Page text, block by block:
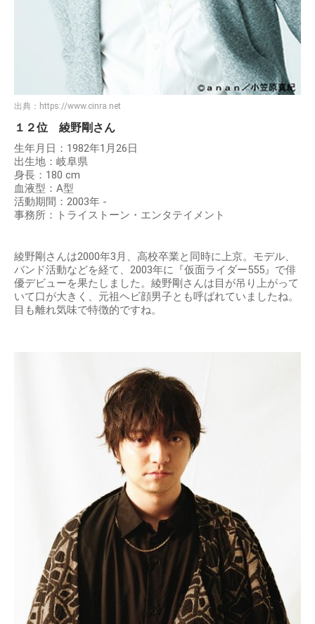
出典： https://www.cinra.net
１２位 綾野剛さん
生年月日：1982年1月26日
出生地：岐阜県
身長：180 cm
血液型：A型
活動期間：2003年 -
事務所：トライストーン・エンタテイメント
綾野剛さんは2000年3月、高校卒業と同時に上京。モデル、
バンド活動などを経て、2003年に『仮面ライダー555』で俳
優デビューを果たしました。綾野剛さんは目が吊り上がって
いて口が大きく、元祖ヘビ顔男子とも呼ばれていましたね。
目も離れ気味で特徴的ですね。